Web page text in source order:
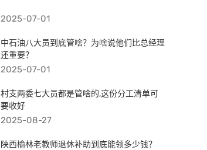
2025-07-01
中石油八大员到底管啥？为啥说他们比总经理
还重要？
2025-07-01
村支两委七大员都是管啥的,这份分工清单可
要收好
2025-08-27
陕西榆林老教师退休补助到底能领多少钱？